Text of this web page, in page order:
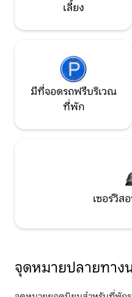
เลี้ยง
มีที่จอดรถฟรีบริเวณ
ที่พัก
เซอร์วิส
จุดหมายปลายทาง